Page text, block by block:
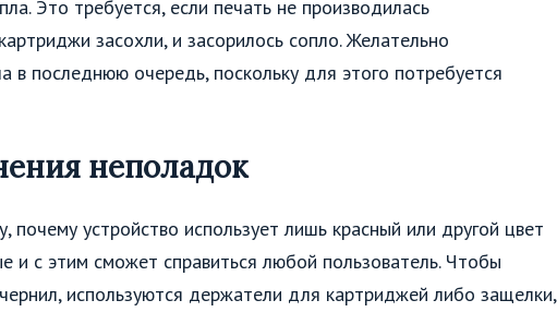
Это требуется, если печать не производилась
засохли, и засорилось сопло. Желательно
в последнюю очередь, поскольку для этого потребуется
неполадок
почему устройство использует лишь красный или другой цвет
и с этим сможет справиться любой пользователь. Чтобы
используются держатели для картриджей либо защелки,